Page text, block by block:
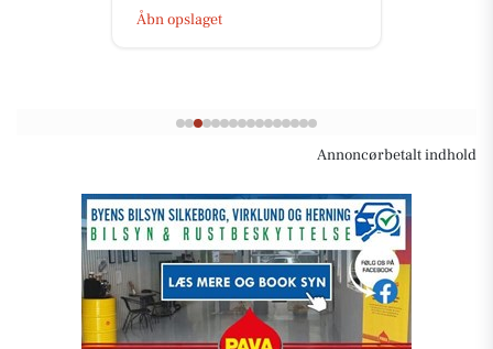
Åbn opslaget
Annoncørbetalt indhold